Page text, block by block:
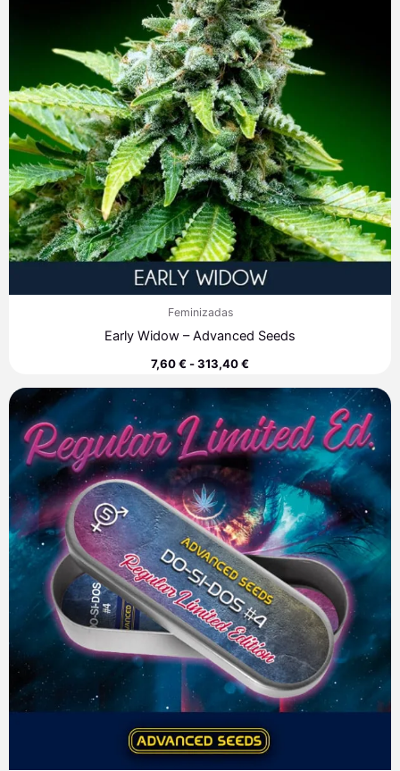
Feminizadas
Early Widow – Advanced Seeds
7,60€-313,40€
313,40 €